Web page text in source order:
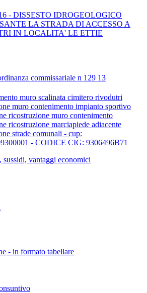
- DISSESTO IDROGEOLOGICO
LA STRADA DI ACCESSO A
IN LOCALITA' LE ETTIE
commissariale n 129 13
muro scalinata cimitero rivodutri
muro contenimento impianto sportivo
ricostruzione muro contenimento
ricostruzione marciapiede adiacente
strade comunali - cup:
- CODICE CIG: 9306496B71
vantaggi economici
- in formato tabellare